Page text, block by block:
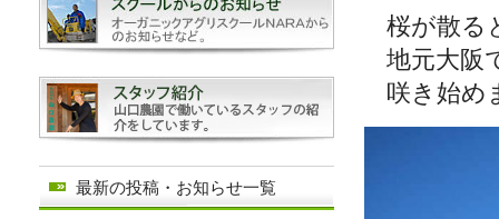
桜が散る
地元大阪
咲き始め
最新の投稿・お知らせ一覧